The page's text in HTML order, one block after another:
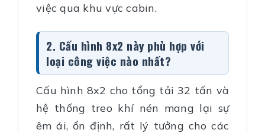
việc qua khu vực cabin.
2. Cấu hình 8x2 này phù hợp với
loại công việc nào nhất?
Cấu hình 8x2 cho tổng tải 32 tấn và
hệ thống treo khí nén mang lại sự
êm ái, ổn định, rất lý tưởng cho các